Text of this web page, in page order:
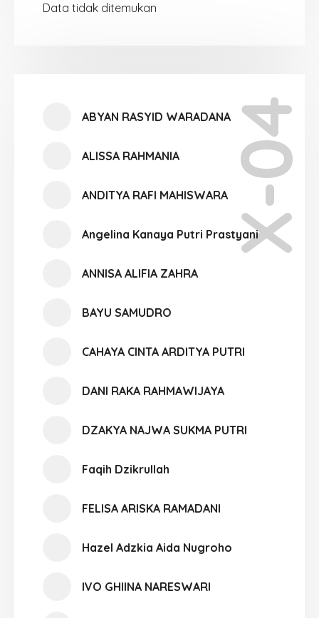
Data tidak ditemukan
X-04
ABYAN RASYID WARADANA
ALISSA RAHMANIA
ANDITYA RAFI MAHISWARA
Angelina Kanaya Putri Prastyani
ANNISA ALIFIA ZAHRA
BAYU SAMUDRO
CAHAYA CINTA ARDITYA PUTRI
DANI RAKA RAHMAWIJAYA
DZAKYA NAJWA SUKMA PUTRI
Faqih Dzikrullah
FELISA ARISKA RAMADANI
Hazel Adzkia Aida Nugroho
IVO GHIINA NARESWARI